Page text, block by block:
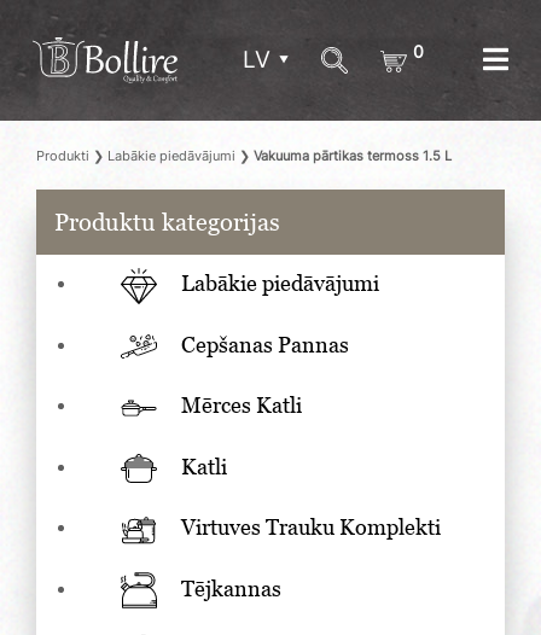
LV 0
Produkti ❯ Labākie piedāvājumi ❯ Vakuuma pārtikas termoss 1.5 L
Produktu kategorijas
Labākie piedāvājumi
Cepšanas Pannas
Mērces Katli
Katli
Virtuves Trauku Komplekti
Tējkannas